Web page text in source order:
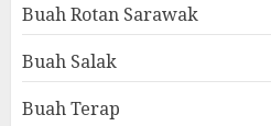
Buah Rotan Sarawak
Buah Salak
Buah Terap